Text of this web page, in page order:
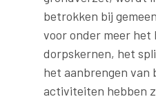
betrokken bij
voor onder meer het
dorpskernen, het
het aanbrengen van
activiteiten hebben